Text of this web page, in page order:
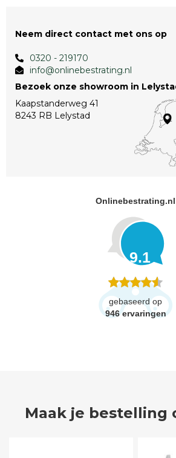
Neem direct contact met ons op
0320 - 219170
info@onlinebestrating.nl
Bezoek onze showroom in
Kaapstanderweg 41
8243 RB Lelystad
Onlinebestrating.nl
9.1
gebaseerd op
946 ervaringen
Maak je bestelling